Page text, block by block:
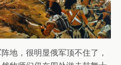
地，很明显俄军顶不住了，